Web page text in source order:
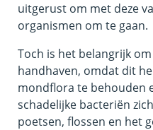
uitgerust om met deze
organismen om te gaan.
Toch is het belangrijk
handhaven, omdat dit
mondflora te behouden
schadelijke bacteriën
poetsen, flossen en het